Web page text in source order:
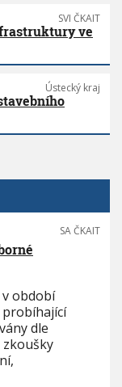
SVI ČKAIT
ve
Ústecký kraj
SA ČKAIT
období
probíhající
dle
zkoušky